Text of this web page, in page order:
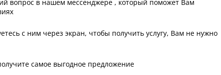
вопрос в нашем мессенджере , который поможет Вам
с ним через экран, чтобы получить услугу, Вам не нужно
самое выгодное предложение